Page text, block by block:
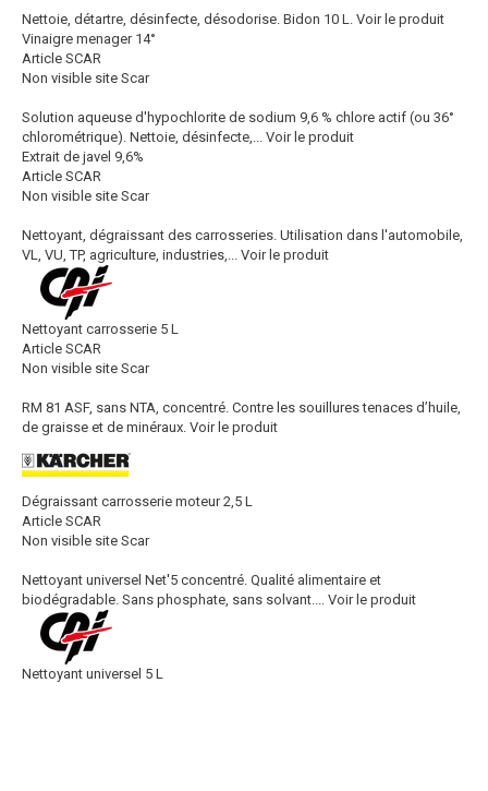
Nettoie, détartre, désinfecte, désodorise. Bidon 10 L. Voir le produit
Vinaigre menager 14°
Article SCAR
Non visible site Scar
Solution aqueuse d'hypochlorite de sodium 9,6 % chlore actif (ou 36°
chlorométrique). Nettoie, désinfecte,... Voir le produit
Extrait de javel 9,6%
Article SCAR
Non visible site Scar
Nettoyant, dégraissant des carrosseries. Utilisation dans l'automobile,
VL, VU, TP, agriculture, industries,... Voir le produit
Nettoyant carrosserie 5 L
Article SCAR
Non visible site Scar
RM 81 ASF, sans NTA, concentré. Contre les souillures tenaces d’huile,
de graisse et de minéraux. Voir le produit
Dégraissant carrosserie moteur 2,5 L
Article SCAR
Non visible site Scar
Nettoyant universel Net'5 concentré. Qualité alimentaire et
biodégradable. Sans phosphate, sans solvant.... Voir le produit
Nettoyant universel 5 L